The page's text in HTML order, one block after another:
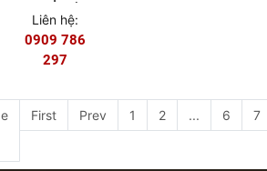
CAO - TẤM
THẠCH
CAO
TRANG TRÍ
Liên hệ:
0909 786
297
First Prev 1 2 ... 6 7